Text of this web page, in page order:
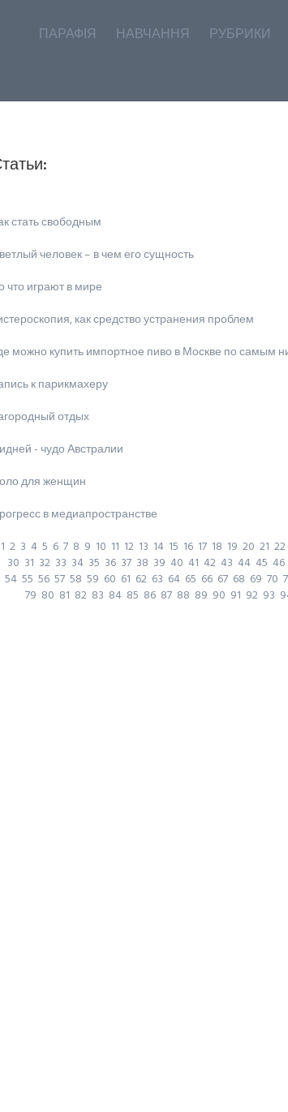
ПАРАФІЯ НАВЧАННЯ РУБРИКИ
стать свободным
человек – в чем его сущность
что играют в мире
как средство устранения проблем
можно купить импортное пиво в Москве по самым
к парикмахеру
отдых
- чудо Австралии
для женщин
в медиапространстве
1 2 3 4 5 6 7 8 9 10 11 12 13 14 15 16 17 18 19 20 21 22
30 31 32 33 34 35 36 37 38 39 40 41 42 43 44 45 46
54 55 56 57 58 59 60 61 62 63 64 65 66 67 68 69 70
79 80 81 82 83 84 85 86 87 88 89 90 91 92 93